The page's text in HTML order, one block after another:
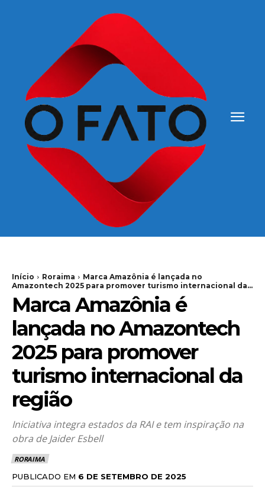
Início Roraima
Marca Amazônia é lançada no
Amazontech 2025 para promover turismo internacional da...
Marca Amazônia é
lançada no Amazontech
2025 para promover
turismo internacional da
região
Iniciativa integra estados da RAI e tem inspiração na
obra de Jaider Esbell
RORAIMA
PUBLICADO EM 6 DE SETEMBRO DE 2025